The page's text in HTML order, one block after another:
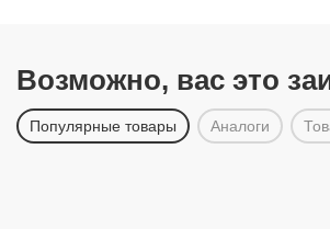
Возможно, вас это
Популярные товары Аналоги